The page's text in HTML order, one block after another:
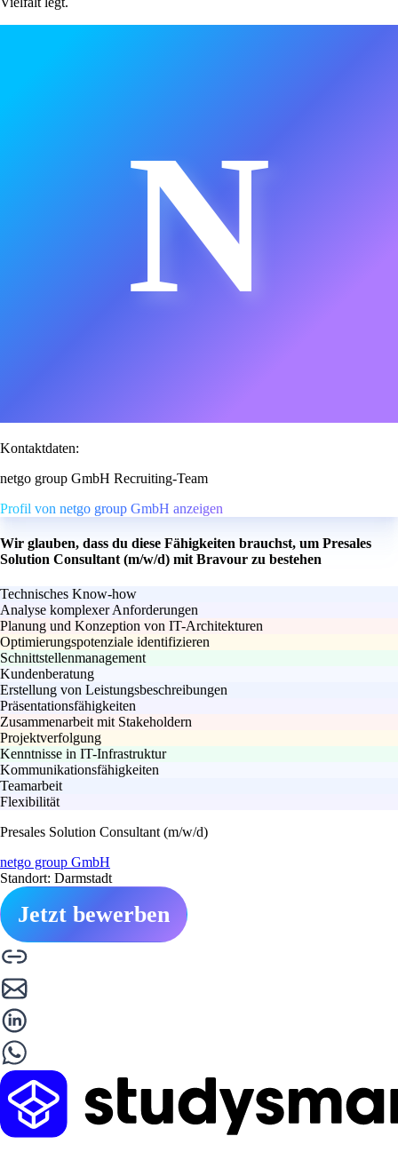
N
Kontaktdaten:
netgo group GmbH Recruiting-Team
Profil von netgo group GmbH anzeigen
Wir glauben, dass du diese Fähigkeiten brauchst, um Presales
Solution Consultant (m/w/d) mit Bravour zu bestehen
Technisches Know-how
Analyse komplexer Anforderungen
Planung und Konzeption von IT-Architekturen
Optimierungspotenziale identifizieren
Schnittstellenmanagement
Kundenberatung
Erstellung von Leistungsbeschreibungen
Präsentationsfähigkeiten
Zusammenarbeit mit Stakeholdern
Projektverfolgung
Kenntnisse in IT-Infrastruktur
Kommunikationsfähigkeiten
Teamarbeit
Flexibilität
Presales Solution Consultant (m/w/d)
netgo group GmbH
Standort: Darmstadt
Jetzt bewerben